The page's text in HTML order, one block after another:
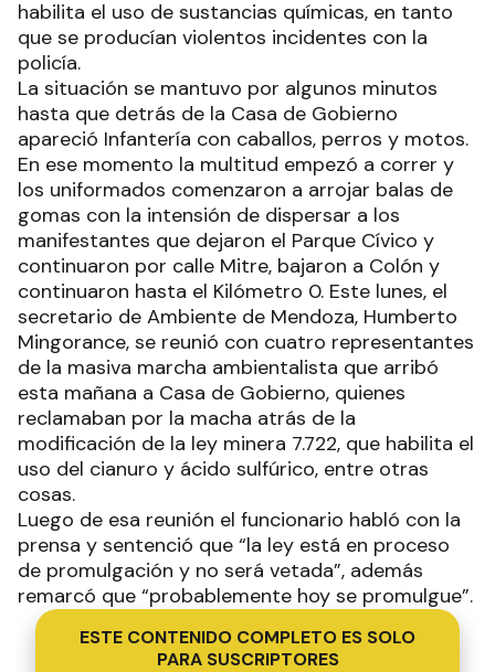
habilita el uso de sustancias químicas, en tanto
que se producían violentos incidentes con la
policía.
La situación se mantuvo por algunos minutos
hasta que detrás de la Casa de Gobierno
apareció Infantería con caballos, perros y motos.
En ese momento la multitud empezó a correr y
los uniformados comenzaron a arrojar balas de
gomas con la intensión de dispersar a los
manifestantes que dejaron el Parque Cívico y
continuaron por calle Mitre, bajaron a Colón y
continuaron hasta el Kilómetro 0. Este lunes, el
secretario de Ambiente de Mendoza, Humberto
Mingorance, se reunió con cuatro representantes
de la masiva marcha ambientalista que arribó
esta mañana a Casa de Gobierno, quienes
reclamaban por la macha atrás de la
modificación de la ley minera 7.722, que habilita el
uso del cianuro y ácido sulfúrico, entre otras
cosas.
Luego de esa reunión el funcionario habló con la
prensa y sentenció que “la ley está en proceso
de promulgación y no será vetada”, además
remarcó que “probablemente hoy se promulgue”.
ESTE CONTENIDO COMPLETO ES SOLO
PARA SUSCRIPTORES